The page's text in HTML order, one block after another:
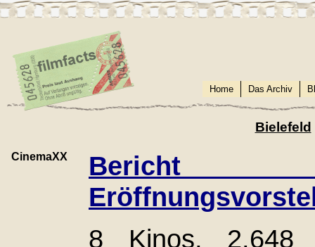
Home Das Archiv
Bielefeld
CinemaXX
8 Kinos, 2.648